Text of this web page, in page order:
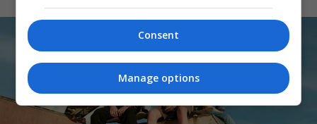
Consent
Manage options